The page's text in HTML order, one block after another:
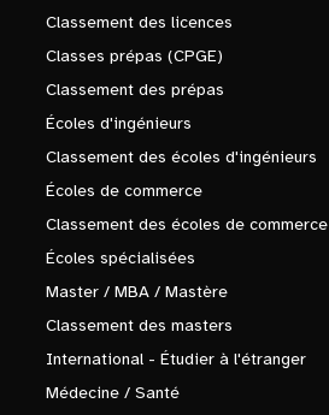
Classement des licences
Classes prépas (CPGE)
Classement des prépas
Écoles d'ingénieurs
Classement des écoles d'ingénieurs
Écoles de commerce
Classement des écoles de commerce
Écoles spécialisées
Master / MBA / Mastère
Classement des masters
International - Étudier à l'étranger
Médecine / Santé